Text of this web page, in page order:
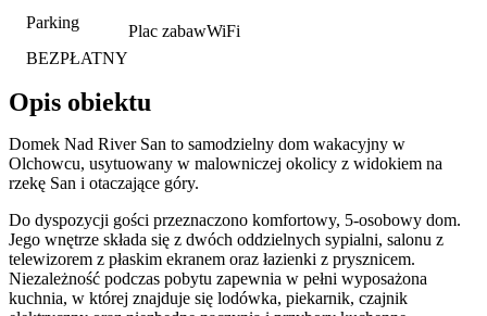
Parking
BEZPŁATNY
Plac zabawWiFi
Opis obiektu
Domek Nad River San to samodzielny dom wakacyjny w
Olchowcu, usytuowany w malowniczej okolicy z widokiem na
rzekę San i otaczające góry.
Do dyspozycji gości przeznaczono komfortowy, 5-osobowy dom.
Jego wnętrze składa się z dwóch oddzielnych sypialni, salonu z
telewizorem z płaskim ekranem oraz łazienki z prysznicem.
Niezależność podczas pobytu zapewnia w pełni wyposażona
kuchnia, w której znajduje się lodówka, piekarnik, czajnik